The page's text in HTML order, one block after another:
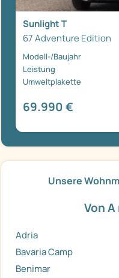
Sunlight T
67 Adventure Edition
Modell-/Baujahr
Leistung
Umweltplakette
69.990 €
Unsere
Von
Adria
Bavaria Camp
Benimar